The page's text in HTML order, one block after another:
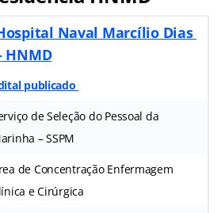
Naval Marcílio Dias
HNMD
publicado
de Seleção do Pessoal da
– SSPM
de Concentração Enfermagem
e Cirúrgica